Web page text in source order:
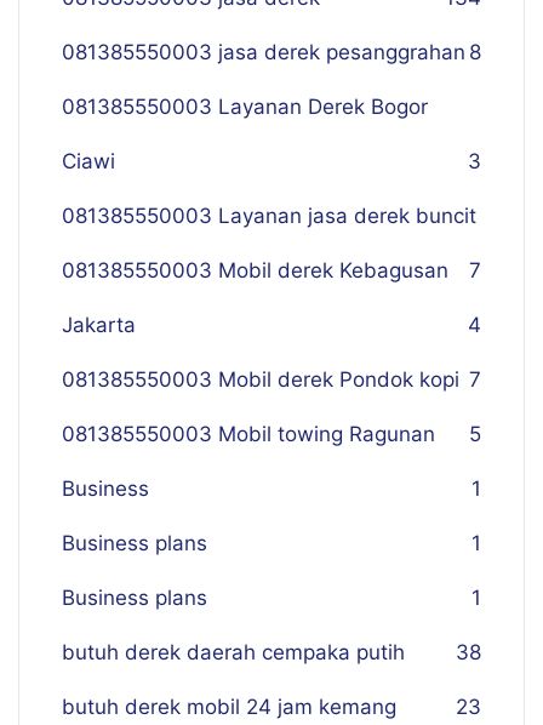
081385550003 jasa derek pesanggrahan 8
081385550003 Layanan Derek Bogor
Ciawi 3
081385550003 Layanan jasa derek buncit
7
081385550003 Mobil derek Kebagusan
Jakarta 4
081385550003 Mobil derek Pondok kopi 7
081385550003 Mobil towing Ragunan 5
Business 1
Business plans 1
Business plans 1
butuh derek daerah cempaka putih 38
butuh derek mobil 24 jam kemang 23